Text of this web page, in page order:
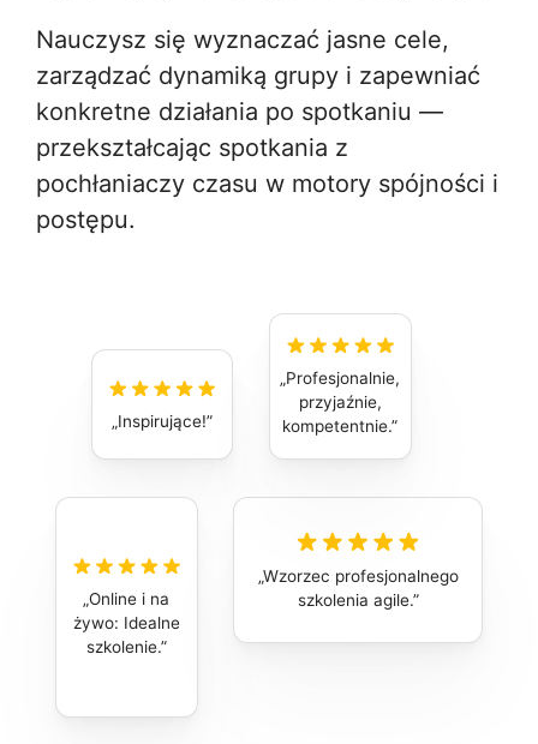
Nauczysz się wyznaczać jasne cele,
zarządzać dynamiką grupy i zapewniać
konkretne działania po spotkaniu —
przekształcając spotkania z
pochłaniaczy czasu w motory spójności i
postępu.
Inspirujące!
Online i na
żywo: Idealne
szkolenie.
Wzorzec profesjonalnego
szkolenia agile.
Profesjonalnie,
przyjaźnie,
kompetentnie.